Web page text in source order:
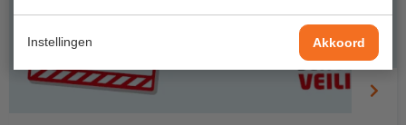
Instellingen Akkoord